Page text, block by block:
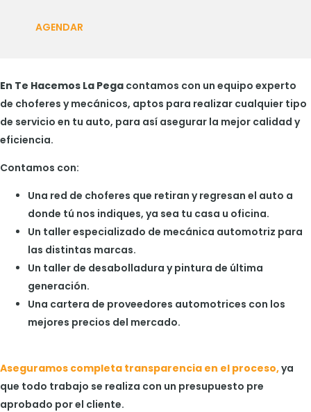
AGENDAR
En Te Hacemos La Pega contamos con un equipo experto
de choferes y mecánicos, aptos para realizar cualquier tipo
de servicio en tu auto, para así asegurar la mejor calidad y
eficiencia.
Contamos con:
Una red de choferes que retiran y regresan el auto a
donde tú nos indiques, ya sea tu casa u oficina.
Un taller especializado de mecánica automotriz para
las distintas marcas.
Un taller de desabolladura y pintura de última
generación.
Una cartera de proveedores automotrices con los
mejores precios del mercado.
Aseguramos completa transparencia en el proceso,ya
que todo trabajo se realiza con un presupuesto pre
aprobado por el cliente.